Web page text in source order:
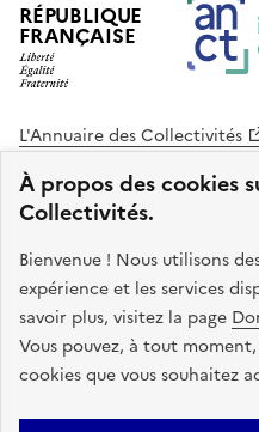
À propos des cookies
Collectivités.
Bienvenue ! Nous utilisons
expérience et les services
savoir plus, visitez la page
Vous pouvez, à tout
cookies que vous souhaitez
RÉPUBLIQUE
FRANÇAISE
L'Annuaire des Collectivités
Cohésion des Territoires
.
est disponible en licence
avec le système de design de
legifrance.gouv.fr
service-public.gouv.fr
Plan du site Accessibilite : non